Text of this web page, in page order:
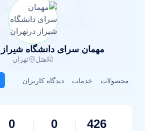
مهمان سرای دانشگاه شیراز
هتل تهران
محصولات خدمات دیدگاه کاربران
426
0
0